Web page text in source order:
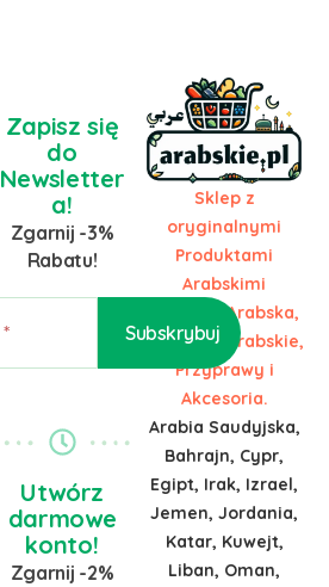
Sklep z
oryginalnymi
Produktami
Arabskimi
Żywność Arabska,
Słodycze Arabskie,
Przyprawy i
Akcesoria.
Arabia Saudyjska,
Bahrajn, Cypr,
Egipt, Irak, Izrael,
Jemen, Jordania,
Katar, Kuwejt,
Liban, Oman,
Zapisz się
do
Newsletter
a!
Zgarnij -3%
Rabatu!
Utwórz
darmowe
konto!
Zgarnij -2%